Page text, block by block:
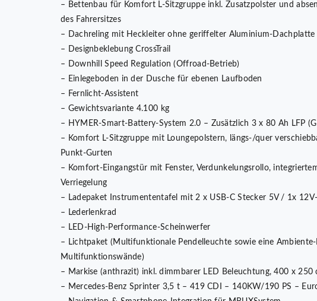
– Bettenbau für Komfort L-Sitzgruppe inkl. Zusatzpolster und
des Fahrersitzes
– Dachreling mit Heckleiter ohne geriffelter Aluminium-Dachplatte
– Designbeklebung CrossTrail
– Downhill Speed Regulation (Offroad-Betrieb)
– Einlegeboden in der Dusche für ebenen Laufboden
– Fernlicht-Assistent
– Gewichtsvariante 4.100 kg
– HYMER-Smart-Battery-System 2.0 – Zusätzlich 3 x 80 Ah LFP
– Komfort L-Sitzgruppe mit Loungepolstern, längs-/quer
Punkt-Gurten
– Komfort-Eingangstür mit Fenster, Verdunkelungsrollo,
Verriegelung
– Ladepaket Instrumententafel mit 2 x USB-C Stecker 5V / 1x
– Lederlenkrad
– LED-High-Performance-Scheinwerfer
– Lichtpaket (Multifunktionale Pendelleuchte sowie eine
Multifunktionswände)
– Markise (anthrazit) inkl. dimmbarer LED Beleuchtung, 400 x 250
– Mercedes-Benz Sprinter 3,5 t – 419 CDI – 140KW/190 PS –